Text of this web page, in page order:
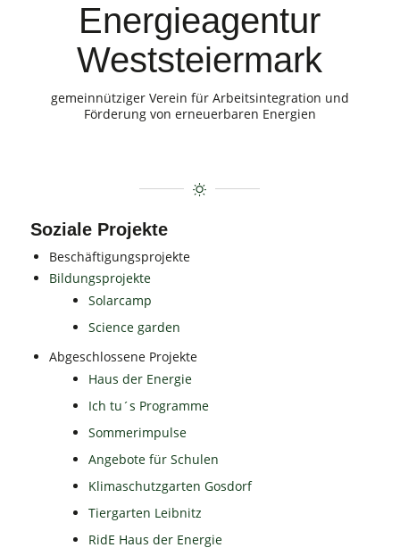
Energieagentur
Weststeiermark
gemeinnütziger Verein für Arbeitsintegration und
Förderung von erneuerbaren Energien
Soziale Projekte
Beschäftigungsprojekte
Bildungsprojekte
Solarcamp
Science garden
Abgeschlossene Projekte
Haus der Energie
Ich tu´s Programme
Sommerimpulse
Angebote für Schulen
Klimaschutzgarten Gosdorf
Tiergarten Leibnitz
RidE Haus der Energie